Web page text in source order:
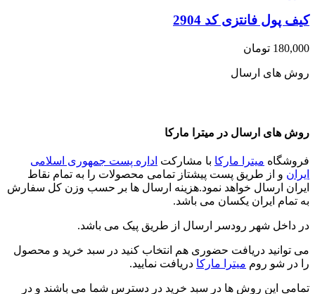
کیف پول فانتزی کد 2904
180,000 تومان
روش های ارسال
روش های ارسال در میترا مارکا
فروشگاه میترا مارکا با مشارکت اداره پست جمهوری اسلامی
ایران و از طریق پست پیشتاز تمامی محصولات را به تمام نقاط
ایران ارسال خواهد نمود.هزینه ارسال ها بر حسب وزن کل سفارش
به تمام ایران یکسان می باشد.
در داخل شهر رودسر ارسال از طریق پیک می باشد.
می توانید دریافت حضوری هم انتخاب کنید در سبد خرید و محصول
را در شو روم میترا مارکا دریافت نمایید.
تمامی این روش ها در سبد خرید در دسترس شما می باشند و در